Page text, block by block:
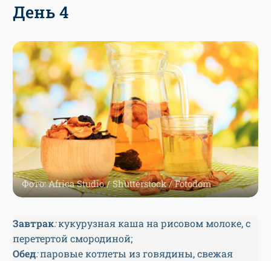
День 4
Фото: Africa Studio / Shutterstock / Fotodom
Завтрак:кукурузная каша на рисовом молоке, с
перетертой смородиной;
Обед:паровые котлеты из говядины, свежая